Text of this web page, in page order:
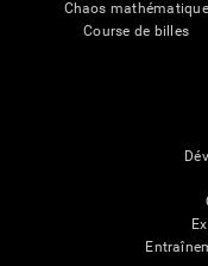
Chaos mathématique
Course de billes